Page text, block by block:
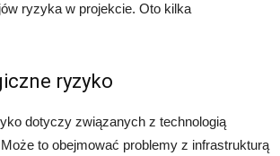
ryzyka w projekcie. Oto kilka
ryzyko
dotyczy związanych z technologią
to obejmować problemy z infrastrukturą